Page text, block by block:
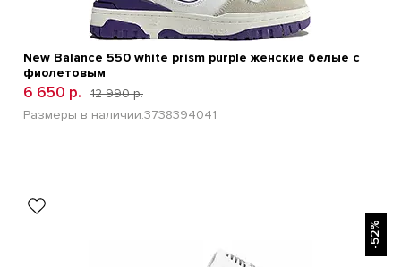
New Balance 550 white prism purple женские белые с
фиолетовым
6 650 р.
12 990 р.
Размеры в наличии:3738394041
-52%